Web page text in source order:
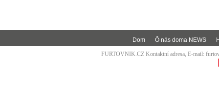
Dom Ô nás doma NEWS
FURTOVNIK.CZ Kontaktní adresa, E-mail: